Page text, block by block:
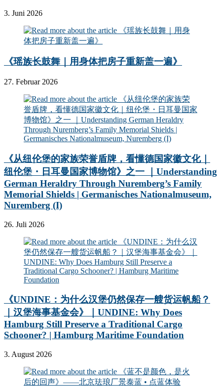
3. Juni 2026
《瑶族长鼓舞｜用身体把房子重新盖一遍》
27. Februar 2026
《从纽伦堡的家族荣誉盾牌，看懂德国家徽文化｜
纽伦堡・日耳曼国家博物馆》之一 ｜Understanding
German Heraldry Through Nuremberg’s Family
Memorial Shields | Germanisches Nationalmuseum,
Nuremberg (I)
26. Juli 2026
《UNDINE：为什么汉堡仍然保存一艘货运帆船？
｜汉堡海事基金会》｜UNDINE: Why Does
Hamburg Still Preserve a Traditional Cargo
Schooner? | Hamburg Maritime Foundation
3. August 2026